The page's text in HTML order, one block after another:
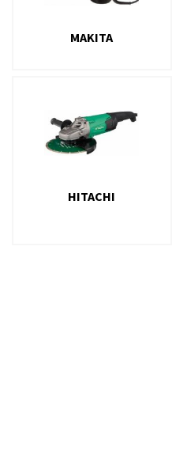
MAKITA
HITACHI